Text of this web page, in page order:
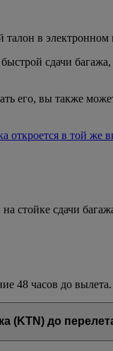
в
сдачи
его, вы также
откроется в той же
стойке сдачи
48 часов до вылета.
(KTN) до